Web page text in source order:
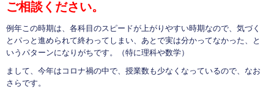
ご相談ください。
例年この時期は、各科目のスピードが上がりやすい時期なので、気づく
とパっと進められて終わってしまい、あとで実は分かってなかった、と
いうパターンになりがちです。（特に理科や数学）
まして、今年はコロナ禍の中で、授業数も少なくなっているので、なお
さらです。